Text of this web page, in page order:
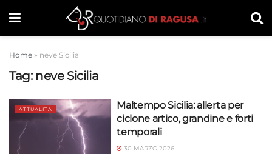
Home » neve Sicilia
Tag: neve Sicilia
ATTUALITÀ
Maltempo Sicilia: allerta per
ciclone artico, grandine e forti
temporali
30 MARZO 2026